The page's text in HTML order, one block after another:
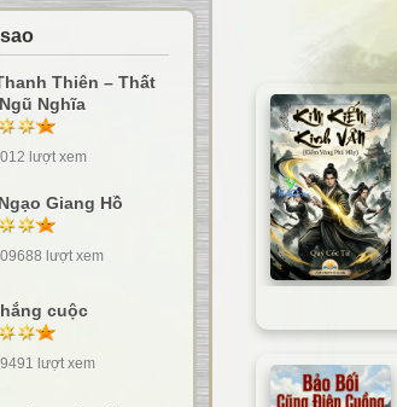
Thiên – Thất
Nghĩa
lượt xem
Giang Hồ
lượt xem
cuộc
lượt xem